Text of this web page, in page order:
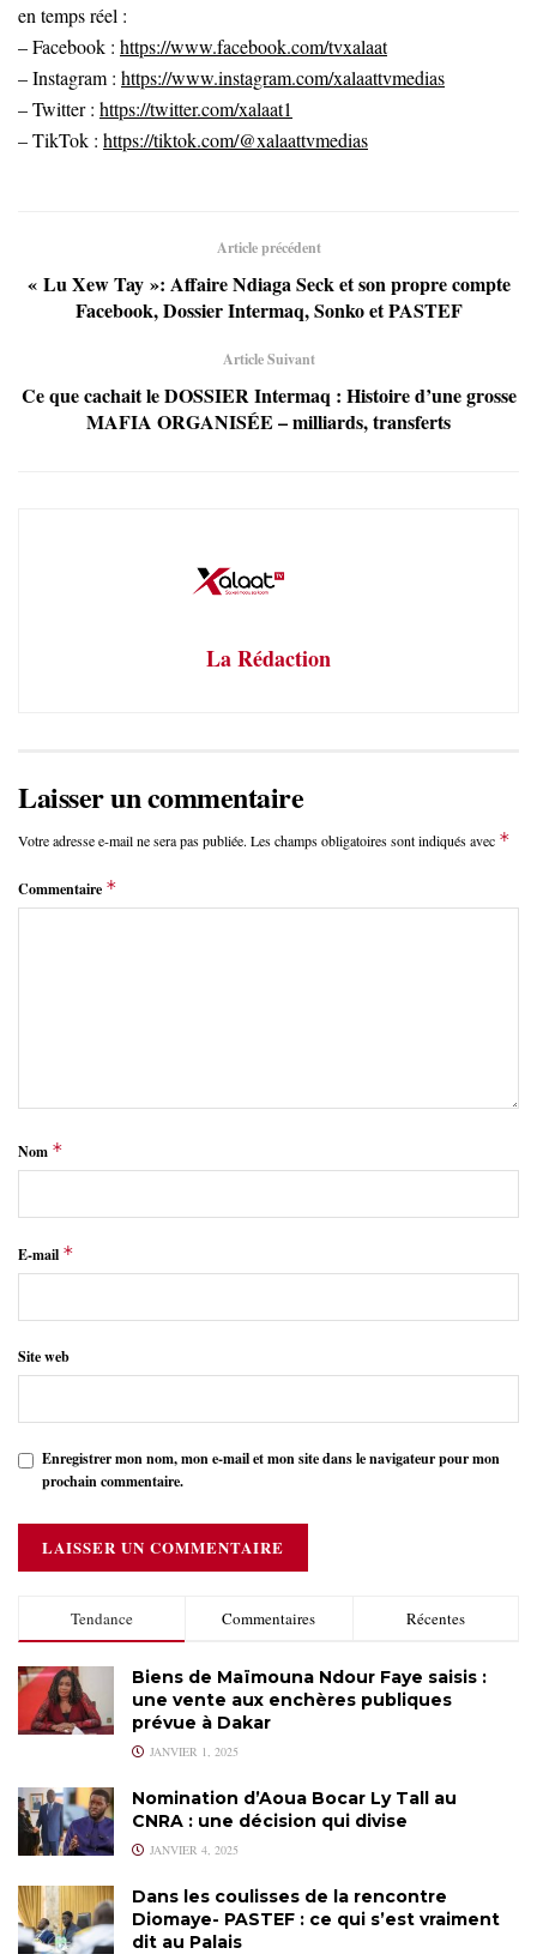
en temps réel :
– Facebook : https://www.facebook.com/tvxalaat
– Instagram : https://www.instagram.com/xalaattvmedias
– Twitter : https://twitter.com/xalaat1
– TikTok : https://tiktok.com/@xalaattvmedias
Article précédent
« Lu Xew Tay »: Affaire Ndiaga Seck et son propre compte
Facebook, Dossier Intermaq, Sonko et PASTEF
Article Suivant
Ce que cachait le DOSSIER Intermaq : Histoire d’une grosse
MAFIA ORGANISÉE – milliards, transferts
La Rédaction
Laisser un commentaire
Votre adresse e-mail ne sera pas publiée. Les champs obligatoires sont indiqués avec *
Commentaire *
Nom *
E-mail *
Site web
Enregistrer mon nom, mon e-mail et mon site dans le navigateur pour mon
prochain commentaire.
Tendance Commentaires Récentes
Biens de Maïmouna Ndour Faye saisis :
une vente aux enchères publiques
prévue à Dakar
JANVIER 1, 2025
Nomination d’Aoua Bocar Ly Tall au
CNRA : une décision qui divise
JANVIER 4, 2025
Dans les coulisses de la rencontre
Diomaye- PASTEF : ce qui s’est vraiment
dit au Palais